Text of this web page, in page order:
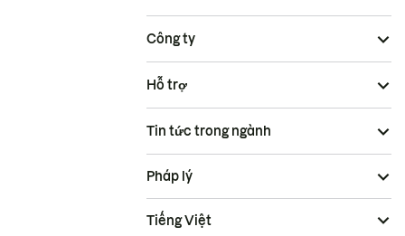
Công ty
Hỗ trợ
Tin tức trong ngành
Pháp lý
Tiếng Việt